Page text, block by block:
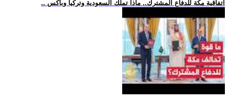
.. اتفاقية مكة للدفاع المشترك.. ماذا تملك السعودية وتركيا وباكس